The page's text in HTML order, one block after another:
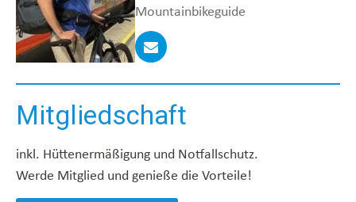
Mountainbikeguide
Mitgliedschaft
inkl. Hüttenermäßigung und Notfallschutz.
Werde Mitglied und genieße die Vorteile!